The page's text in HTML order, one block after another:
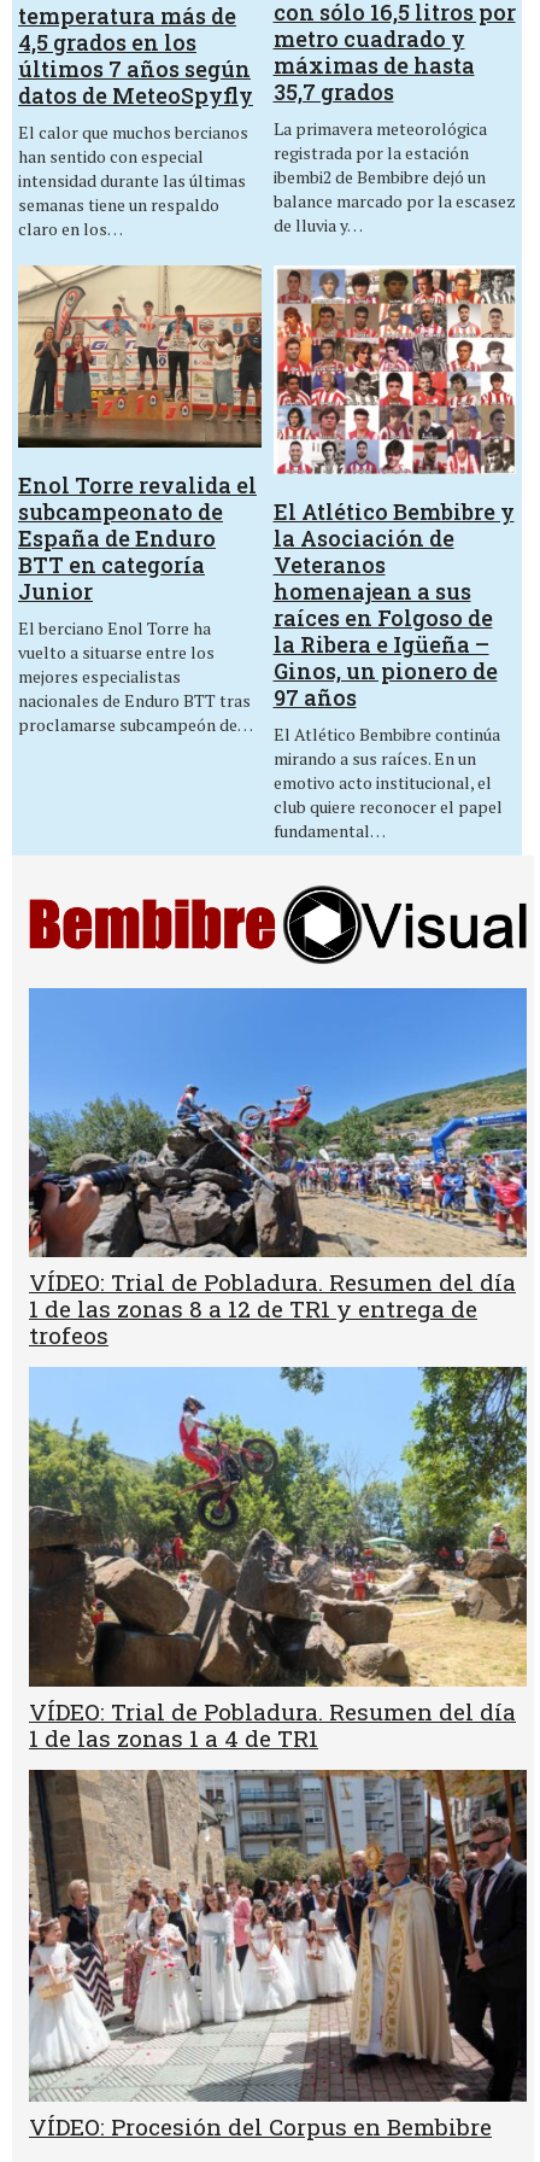
temperatura más de
4,5 grados en los
últimos 7 años según
datos de MeteoSpyfly
El calor que muchos bercianos
han sentido con especial
intensidad durante las últimas
semanas tiene un respaldo
claro en los…
con sólo 16,5 litros por
metro cuadrado y
máximas de hasta
35,7 grados
La primavera meteorológica
registrada por la estación
ibembi2 de Bembibre dejó un
balance marcado por la escasez
de lluvia y…
Enol Torre revalida el
subcampeonato de
España de Enduro
BTT en categoría
Junior
El berciano Enol Torre ha
vuelto a situarse entre los
mejores especialistas
nacionales de Enduro BTT tras
proclamarse subcampeón de…
El Atlético Bembibre y
la Asociación de
Veteranos
homenajean a sus
raíces en Folgoso de
la Ribera e Igüeña –
Ginos, un pionero de
97 años
El Atlético Bembibre continúa
mirando a sus raíces. En un
emotivo acto institucional, el
club quiere reconocer el papel
fundamental…
VÍDEO: Trial de Pobladura. Resumen del día
1 de las zonas 8 a 12 de TR1 y entrega de
trofeos
VÍDEO: Trial de Pobladura. Resumen del día
1 de las zonas 1 a 4 de TR1
VÍDEO: Procesión del Corpus en Bembibre